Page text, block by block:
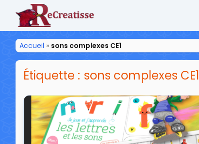
ReCreatisse
Accueil » sons complexes CE1
Étiquette : sons complexes CE1